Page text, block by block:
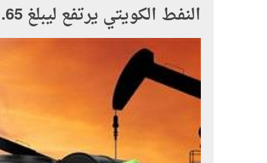
النفط الكويتي يرتفع ليبلغ 61.65 دولار للبرميل